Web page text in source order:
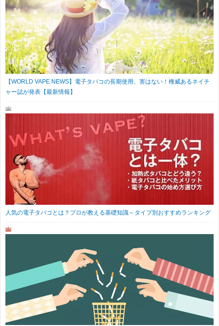
【WORLD VAPE NEWS】電子タバコの長期使用、害はない！権威あるネイチ
ャー誌が発表【最新情報】
人気の電子タバコとは？プロが教える基礎知識～タイプ別おすすめランキング